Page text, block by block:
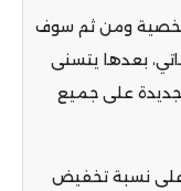
ومن ثم سوف
بعدها يتسنى
على جميع
أعلى نسبة تخفيض